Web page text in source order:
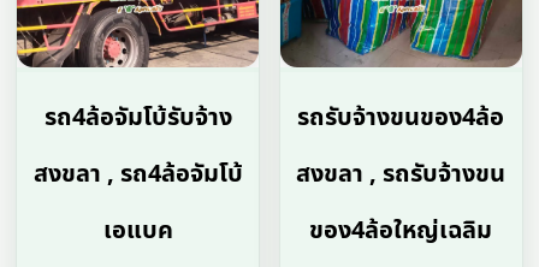
รถ4ล้อจัมโบ้รับจ้าง
สงขลา , รถ4ล้อจัมโบ้
เอแบค
รถรับจ้างขนของ4ล้อ
สงขลา , รถรับจ้างขน
ของ4ล้อใหญ่เฉลิม